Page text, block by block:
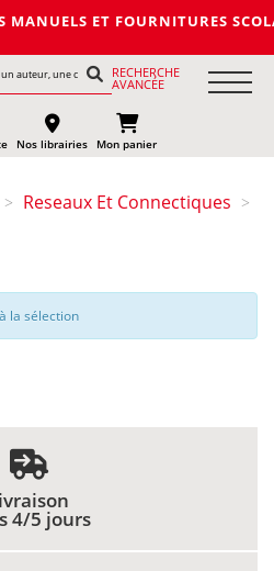
MANUELS ET
RECHERCHE
AVANCÉE
Nos librairies Mon panier
> Reseaux Et Connectiques >
la sélection
4/5 jours